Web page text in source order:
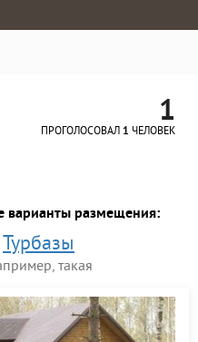
1
ПРОГОЛОСОВАЛ 1 ЧЕЛОВЕК
варианты размещения:
Турбазы
такая